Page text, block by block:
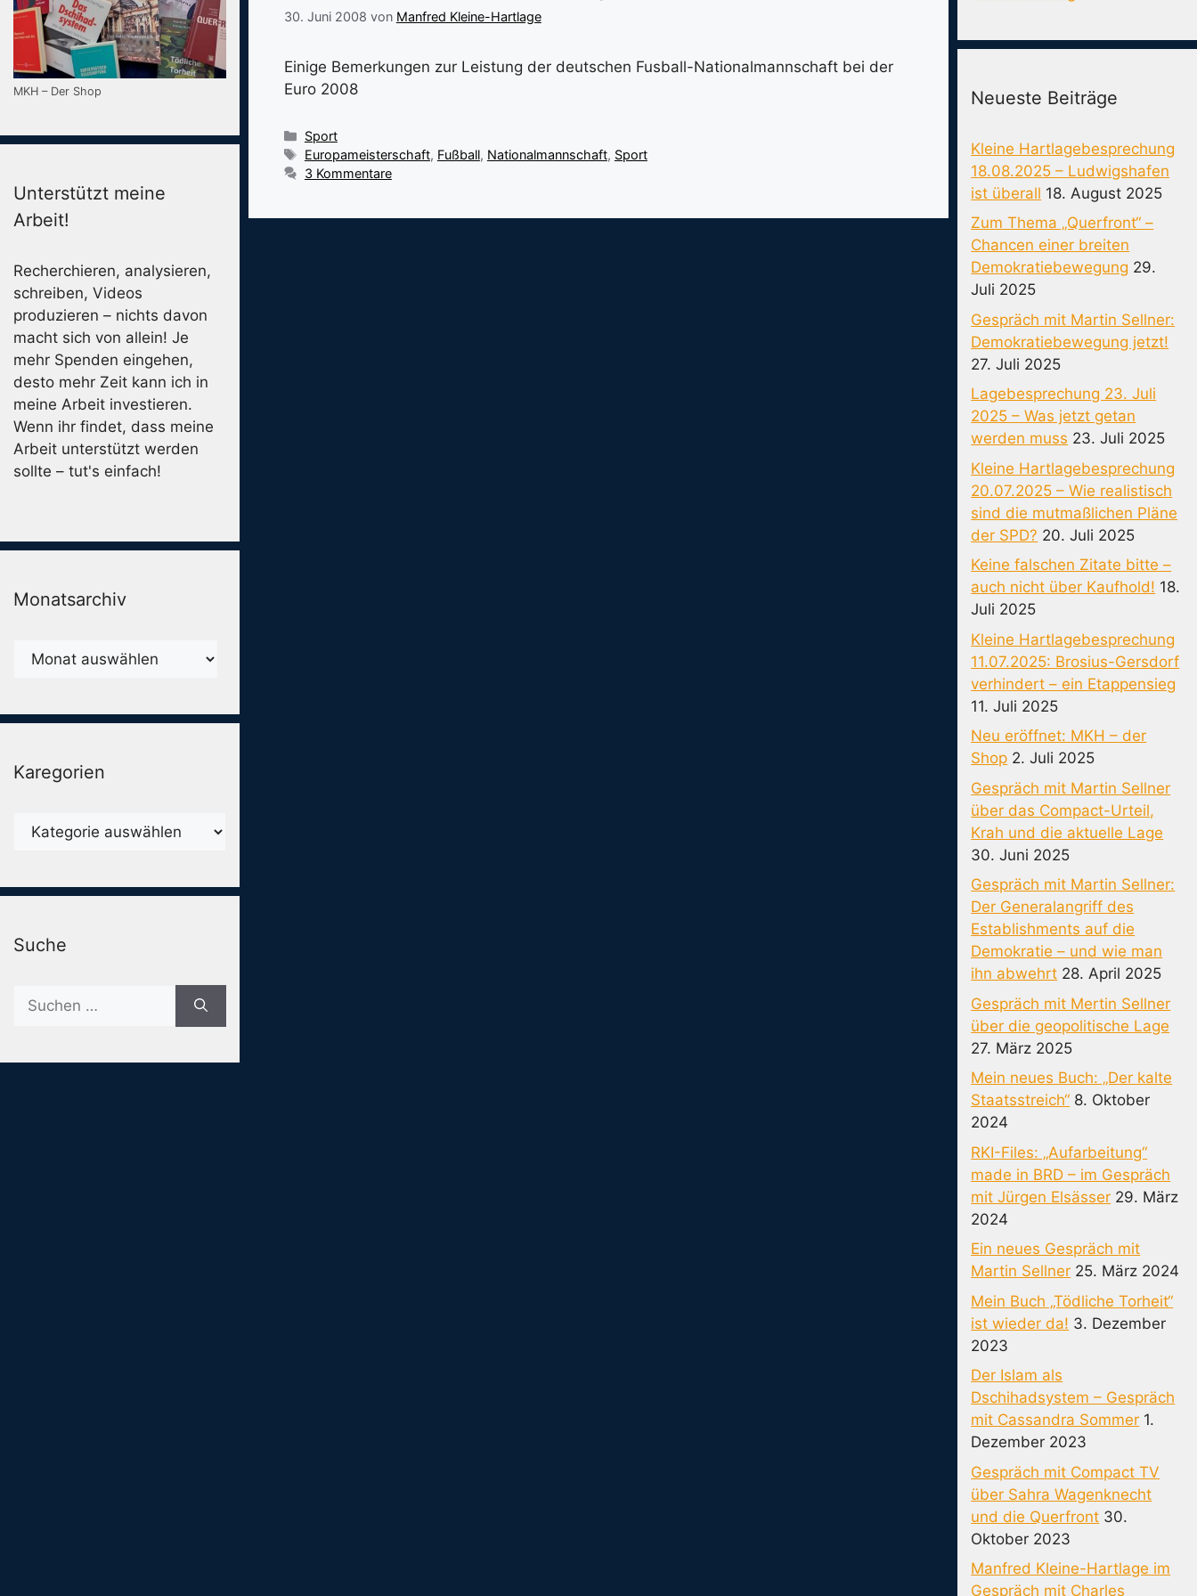
30. Juni 2008 von Manfred Kleine-Hartlage
Einige Bemerkungen zur Leistung der deutschen Fusball-Nationalmannschaft bei der
Euro 2008
Kategorien
Sport
Schlagwörter
Europameisterschaft, Fußball, Nationalmannschaft, Sport
3 Kommentare
MKH – Der Shop
Unterstützt meine
Arbeit!
Recherchieren, analysieren,
schreiben, Videos
produzieren – nichts davon
macht sich von allein! Je
mehr Spenden eingehen,
desto mehr Zeit kann ich in
meine Arbeit investieren.
Wenn ihr findet, dass meine
Arbeit unterstützt werden
sollte – tut's einfach!
Monatsarchiv
Monatsarchiv
Karegorien
Karegorien
Suche
nach:
Neueste Beiträge
Kleine Hartlagebesprechung
18.08.2025 – Ludwigshafen
ist überall 18. August 2025
Zum Thema „Querfront“ –
Chancen einer breiten
Demokratiebewegung 29.
Juli 2025
Gespräch mit Martin Sellner:
Demokratiebewegung jetzt!
27. Juli 2025
Lagebesprechung 23. Juli
2025 – Was jetzt getan
werden muss 23. Juli 2025
Kleine Hartlagebesprechung
20.07.2025 – Wie realistisch
sind die mutmaßlichen Pläne
der SPD? 20. Juli 2025
Keine falschen Zitate bitte –
auch nicht über Kaufhold! 18.
Juli 2025
Kleine Hartlagebesprechung
11.07.2025: Brosius-Gersdorf
verhindert – ein Etappensieg
11. Juli 2025
Neu eröffnet: MKH – der
Shop 2. Juli 2025
Gespräch mit Martin Sellner
über das Compact-Urteil,
Krah und die aktuelle Lage
30. Juni 2025
Gespräch mit Martin Sellner:
Der Generalangriff des
Establishments auf die
Demokratie – und wie man
ihn abwehrt 28. April 2025
Gespräch mit Mertin Sellner
über die geopolitische Lage
27. März 2025
Mein neues Buch: „Der kalte
Staatsstreich“ 8. Oktober
2024
RKI-Files: „Aufarbeitung“
made in BRD – im Gespräch
mit Jürgen Elsässer 29. März
2024
Ein neues Gespräch mit
Martin Sellner 25. März 2024
Mein Buch „Tödliche Torheit“
ist wieder da! 3. Dezember
2023
Der Islam als
Dschihadsystem – Gespräch
mit Cassandra Sommer 1.
Dezember 2023
Gespräch mit Compact TV
über Sahra Wagenknecht
und die Querfront 30.
Oktober 2023
Manfred Kleine-Hartlage im
Gespräch mit Charles